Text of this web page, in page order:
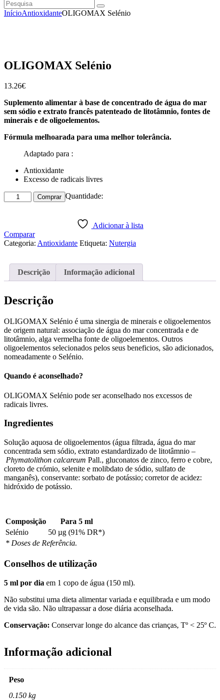
Pesquisa
instagramm
facebook
InícioAntioxidanteOLIGOMAX Selénio
OLIGOMAX Selénio
13.26€
Suplemento alimentar à base de concentrado de água do mar
sem sódio e extrato francês patenteado de litotâmnio, fontes de
minerais e de oligoelementos.
Fórmula melhoarada para uma melhor tolerância.
Adaptado para :
Antioxidante
Excesso de radicais livres
Quantidade:
Quantidade
de
Comprar
Adicionar à lista
Comparar
Categoria: Antioxidante Etiqueta: Nutergia
Descrição Informação adicional
Descrição
OLIGOMAX Selénio é uma sinergia de minerais e oligoelementos
de origem natural: associação de água do mar concentrada e de
litotâmnio, alga vermelha fonte de oligoelementos. Outros
oligoelementos selecionados pelos seus beneficios, são adicionados,
nomeadamente o Selénio.
Quando é aconselhado?
OLIGOMAX Selénio pode ser aconselhado nos excessos de
radicais livres.
Ingredientes
Solução aquosa de oligoelementos (água filtrada, água do mar
concentrada sem sódio, extrato estandardizado de litotâmnio –
Phymatolithon calcareum Pall., gluconatos de zinco, ferro e cobre,
cloreto de crómio, selenite e molibdato de sódio, sulfato de
manganês), conservante: sorbato de potássio; corretor de acidez:
hidróxido de potássio.
Composição
Para 5 ml
Selénio
50 µg (91% DR*)
* Doses de Referência.
Conselhos de utilização
5 ml por dia em 1 copo de água (150 ml).
Não substitui uma dieta alimentar variada e equilibrada e um modo
de vida são. Não ultrapassar a dose diária aconselhada.
Conservação: Conservar longe do alcance das crianças, Tº < 25º C.
Informação adicional
Peso
0.150 kg